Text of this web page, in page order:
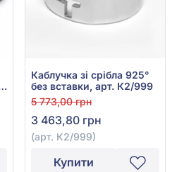
Каблучка зі срібла 925°
без вставки, арт. К2/999
5 773,00 грн
3 463,80 грн
(арт. К2/999)
Купити